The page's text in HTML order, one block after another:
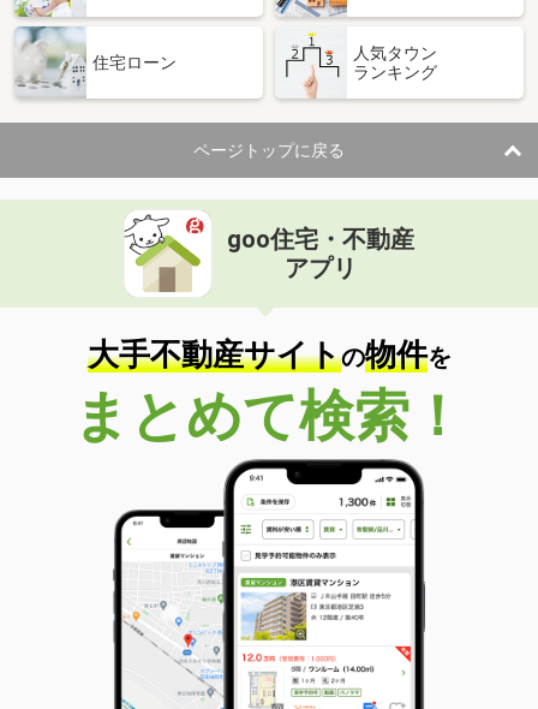
住宅ローン
人気タウン
ランキング
ページトップに戻る
goo住宅・不動産
アプリ
大手不動産サイトの物件を
まとめて検索！